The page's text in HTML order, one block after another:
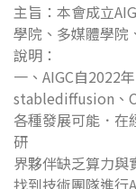
主旨：本會成立
學院、多媒體學院
說明：
一、AIGC自2022
stablediffusion、
各種發展可能．在
研
界夥伴缺乏算力與
找到技術團隊進行